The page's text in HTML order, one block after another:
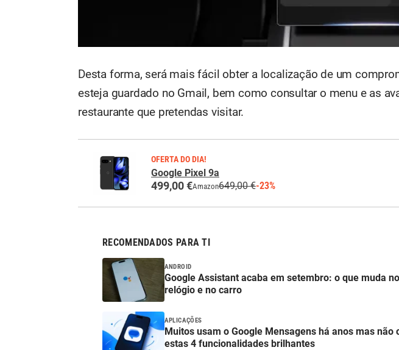
Desta forma, será mais fácil obter a localização de um
esteja guardado no Gmail, bem como consultar o menu e as
restaurante que pretendas visitar.
OFERTA DO DIA!
Google Pixel 9a
499,00 €Amazon649,00 €-23%
RECOMENDADOS PARA TI
ANDROID
Google Assistant acaba em setembro: o que muda
relógio e no carro
APLICAÇÕES
Muitos usam o Google Mensagens há anos mas não
estas 4 funcionalidades brilhantes